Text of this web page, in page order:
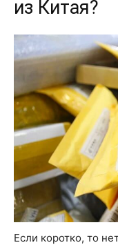
из Китая?
Если коротко, то